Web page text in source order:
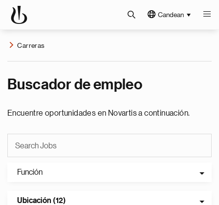
Candean
Carreras
Buscador de empleo
Encuentre oportunidades en Novartis a continuación.
Función
Ubicación (12)